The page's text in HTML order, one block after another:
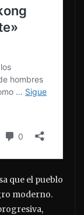
que el pueblo
moderno.